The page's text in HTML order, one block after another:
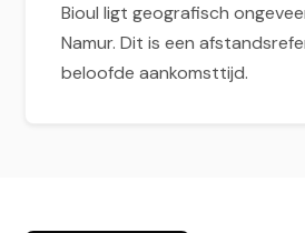
Bioul ligt geografisch
Namur. Dit is een
beloofde aankomsttijd.